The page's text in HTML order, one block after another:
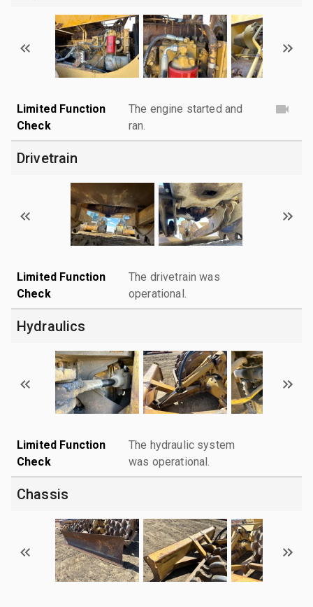
Limited Function
Check
The engine started and
ran.
Drivetrain
Limited Function
Check
The drivetrain was
operational.
Hydraulics
Limited Function
Check
The hydraulic system
was operational.
Chassis